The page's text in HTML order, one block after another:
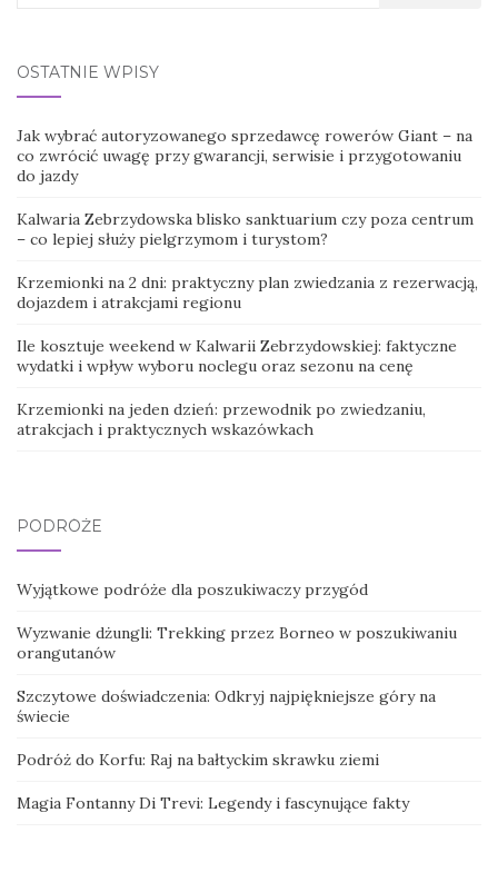
OSTATNIE WPISY
Jak wybrać autoryzowanego sprzedawcę rowerów Giant – na
co zwrócić uwagę przy gwarancji, serwisie i przygotowaniu
do jazdy
Kalwaria Zebrzydowska blisko sanktuarium czy poza centrum
– co lepiej służy pielgrzymom i turystom?
Krzemionki na 2 dni: praktyczny plan zwiedzania z rezerwacją,
dojazdem i atrakcjami regionu
Ile kosztuje weekend w Kalwarii Zebrzydowskiej: faktyczne
wydatki i wpływ wyboru noclegu oraz sezonu na cenę
Krzemionki na jeden dzień: przewodnik po zwiedzaniu,
atrakcjach i praktycznych wskazówkach
PODRÓŻE
Wyjątkowe podróże dla poszukiwaczy przygód
Wyzwanie dżungli: Trekking przez Borneo w poszukiwaniu
orangutanów
Szczytowe doświadczenia: Odkryj najpiękniejsze góry na
świecie
Podróż do Korfu: Raj na bałtyckim skrawku ziemi
Magia Fontanny Di Trevi: Legendy i fascynujące fakty